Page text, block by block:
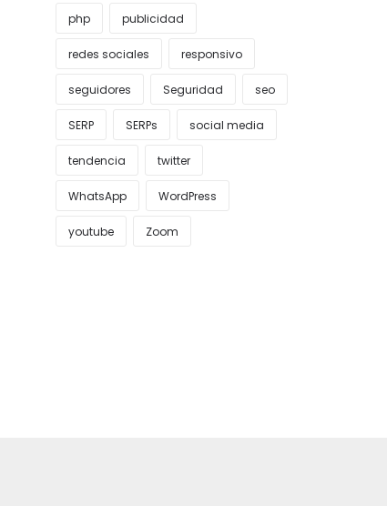
php publicidad
redes sociales responsivo
seguidores Seguridad seo
SERP SERPs social media
tendencia twitter
WhatsApp WordPress
youtube Zoom